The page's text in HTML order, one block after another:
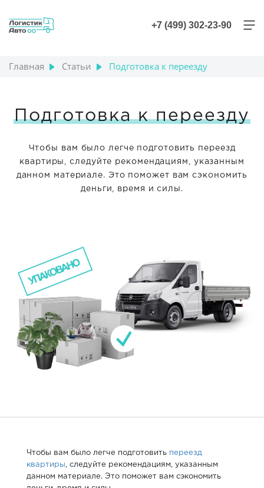
+7 (499) 302-23-90
Главная Статьи Подготовка к переезду
Подготовка к переезду
Чтобы вам было легче подготовить переезд
квартиры, следуйте рекомендациям, указанным
данном материале. Это поможет вам сэкономить
деньги, время и силы.
Чтобы вам было легче подготовить переезд
квартиры , следуйте рекомендациям, указанным
данном материале. Это поможет вам сэкономить